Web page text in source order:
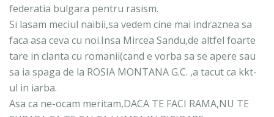
federatia bulgara pentru rasism.
Si lasam meciul naibii,sa vedem cine mai indraznea sa
faca asa ceva cu noi.Insa Mircea Sandu,de altfel foarte
tare in clanta cu romanii(cand e vorba sa se apere sau
sa ia spaga de la ROSIA MONTANA G.C. ,a tacut ca kkt-
ul in iarba.
Asa ca ne-ocam meritam,DACA TE FACI RAMA,NU TE